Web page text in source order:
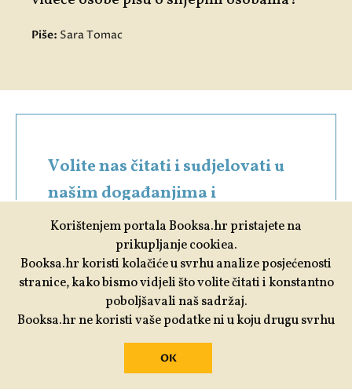
Piše: Sara Tomac
Volite nas čitati i sudjelovati u
našim događanjima i
programima?
Podržite nas. Vaša donacija će
nam omogućiti da i dalje
budemo Booksa koju toliko
Korištenjem portala Booksa.hr pristajete na
prikupljanje cookiea.
Booksa.hr koristi kolačiće u svrhu analize posjećenosti
stranice, kako bismo vidjeli što volite čitati i konstantno
poboljšavali naš sadržaj.
Booksa.hr ne koristi vaše podatke ni u koju drugu svrhu
OK